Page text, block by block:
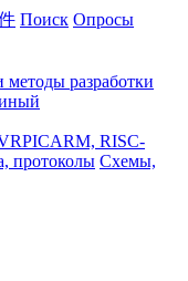
Поиск Опросы
методы разработки
PICARM, RISC-
протоколы Схемы,